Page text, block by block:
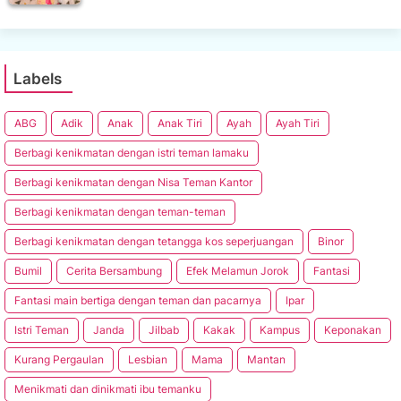
Labels
ABG Adik Anak Anak Tiri Ayah Ayah Tiri
Berbagi kenikmatan dengan istri teman lamaku
Berbagi kenikmatan dengan Nisa Teman Kantor
Berbagi kenikmatan dengan teman-teman
Berbagi kenikmatan dengan tetangga kos seperjuangan Binor
Bumil Cerita Bersambung Efek Melamun Jorok Fantasi
Fantasi main bertiga dengan teman dan pacarnya Ipar
Istri Teman Janda Jilbab Kakak Kampus Keponakan
Kurang Pergaulan Lesbian Mama Mantan
Menikmati dan dinikmati ibu temanku